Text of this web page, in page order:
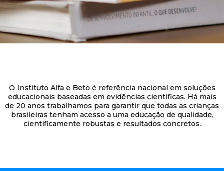
O Instituto Alfa e Beto é referência nacional em soluções
educacionais baseadas em evidências científicas. Há mais
de 20 anos trabalhamos para garantir que todas as crianças
brasileiras tenham acesso a uma educação de qualidade,
cientificamente robustas e resultados concretos.